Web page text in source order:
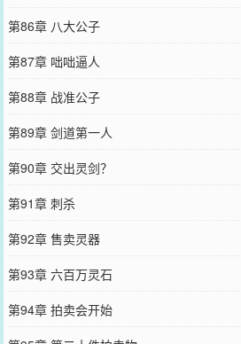
第86章 八大公子
第87章 咄咄逼人
第88章 战准公子
第89章 剑道第一人
第90章 交出灵剑？
第91章 刺杀
第92章 售卖灵器
第93章 六百万灵石
第94章 拍卖会开始